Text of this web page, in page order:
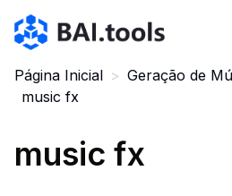
Bai.tools
Página Inicial > Geração de
music fx
music fx